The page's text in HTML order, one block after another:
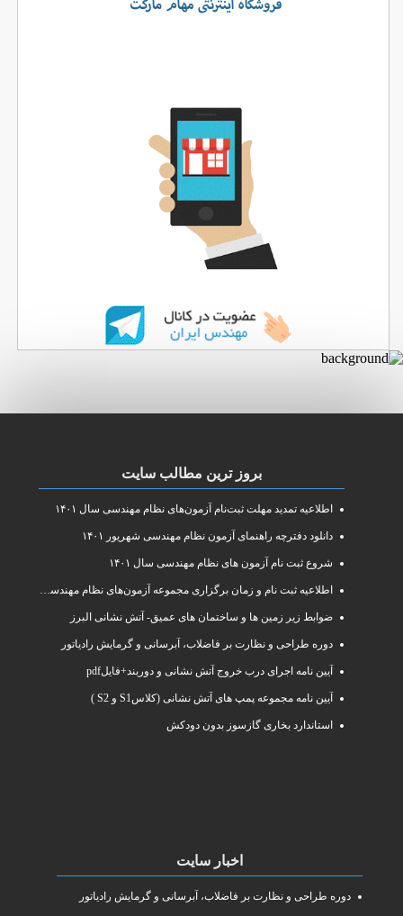
بروز ترین مطالب سایت
اطلاعیه تمدید مهلت ثبت‌نام آزمون‌های نظام مهندسی سال ۱۴۰۱
دانلود دفترچه راهنمای آزمون نظام مهندسی شهریور ۱۴۰۱
شروع ثبت نام آزمون های نظام مهندسی سال ۱۴۰۱
اطلاعیه ثبت نام و زمان برگزاری مجموعه آزمون‌های نظام مهندسی ساختمان سال ۱۴۰۱
ضوابط زیر زمین ها و ساختمان های عمیق- آتش نشانی البرز
دوره طراحی و نظارت بر فاضلاب، آبرسانی و گرمایش رادیاتور
آیین نامه اجرای درب خروج آتش نشانی و دوربند+فایلpdf
آیین نامه مجموعه پمپ های آتش نشانی (کلاسS1 و S2 )
استاندارد بخاری گازسوز بدون دودکش
اخبار سایت
دوره طراحی و نظارت بر فاضلاب، آبرسانی و گرمایش رادیاتور